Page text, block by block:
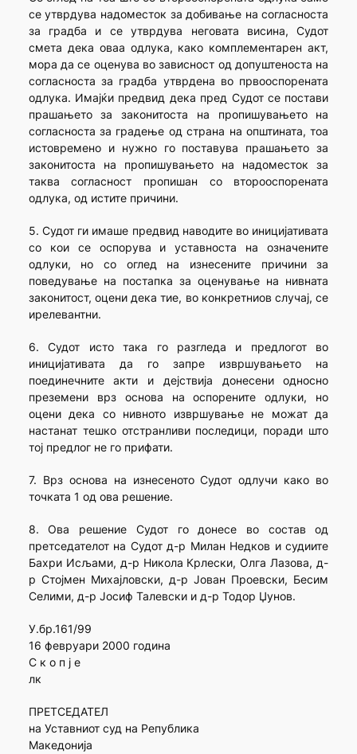
се утврдува надоместок за добивање на согласноста
за градба и се утврдува неговата висина, Судот
смета дека оваа одлука, како комплементарен акт,
мора да се оценува во зависност од допуштеноста на
согласноста за градба утврдена во првооспорената
одлука. Имајќи предвид дека пред Судот се постави
прашањето за законитоста на пропишувањето на
согласноста за градење од страна на општината, тоа
истовремено и нужно го поставува прашањето за
законитоста на пропишувањето на надоместок за
таква согласност пропишан со второоспорената
одлука, од истите причини.
5. Судот ги имаше предвид наводите во иницијативата
со кои се оспорува и уставноста на означените
одлуки, но со оглед на изнесените причини за
поведување на постапка за оценување на нивната
законитост, оцени дека тие, во конкретниов случај, се
ирелевантни.
6. Судот исто така го разгледа и предлогот во
иницијативата да го запре извршувањето на
поединечните акти и дејствија донесени односно
преземени врз основа на оспорените одлуки, но
оцени дека со нивното извршување не можат да
настанат тешко отстранливи последици, поради што
тој предлог не го прифати.
7. Врз основа на изнесеното Судот одлучи како во
точката 1 од ова решение.
8. Ова решение Судот го донесе во состав од
претседателот на Судот д-р Милан Недков и судиите
Бахри Исљами, д-р Никола Крлески, Олга Лазова, д-
р Стојмен Михајловски, д-р Јован Проевски, Бесим
Селими, д-р Јосиф Талевски и д-р Тодор Џунов.
У.бр.161/99
16 февруари 2000 година
С к о п ј е
лк
ПРЕТСЕДАТЕЛ
на Уставниот суд на Република
Македонија